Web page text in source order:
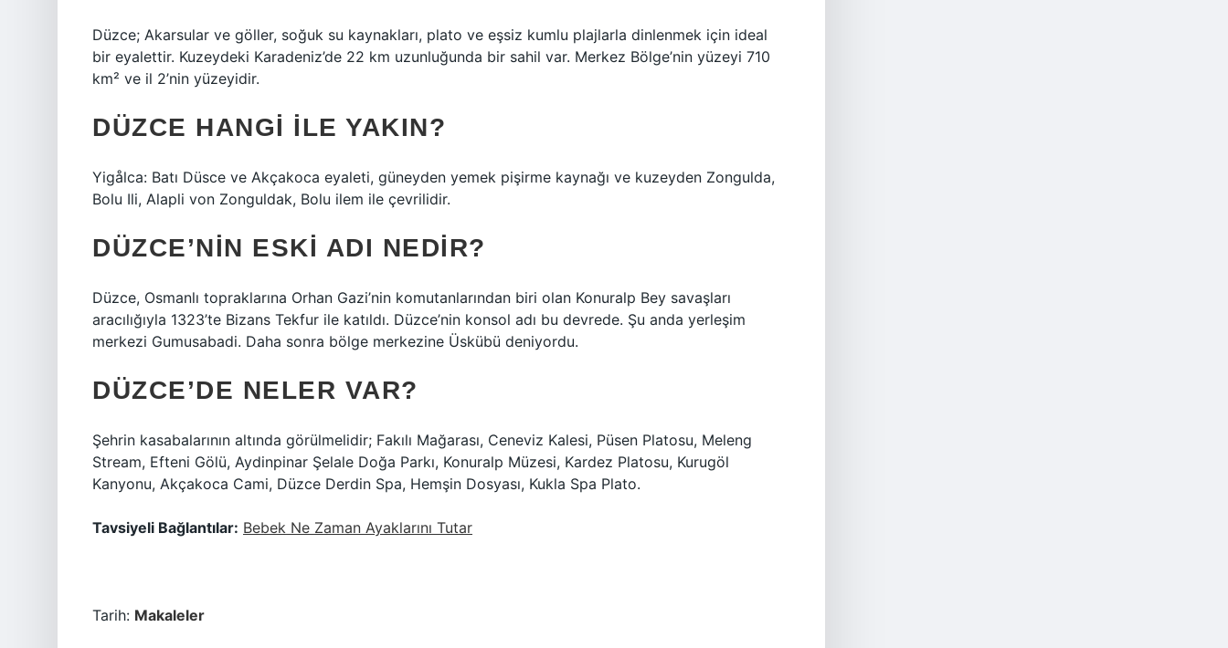
Düzce; Akarsular ve göller, soğuk su kaynakları, plato ve eşsiz kumlu plajlarla dinlenmek için ideal
bir eyalettir. Kuzeydeki Karadeniz’de 22 km uzunluğunda bir sahil var. Merkez Bölge’nin yüzeyi 710
km² ve ​​il 2’nin yüzeyidir.
DÜZCE HANGI ILE YAKIN?
Yigålca: Batı Düsce ve Akçakoca eyaleti, güneyden yemek pişirme kaynağı ve kuzeyden Zongulda,
Bolu Ili, Alapli von Zonguldak, Bolu ilem ile çevrilidir.
DÜZCE’NIN ESKI ADI NEDIR?
Düzce, Osmanlı topraklarına Orhan Gazi’nin komutanlarından biri olan Konuralp Bey savaşları
aracılığıyla 1323’te Bizans Tekfur ile katıldı. Düzce’nin konsol adı bu devrede. Şu anda yerleşim
merkezi Gumusabadi. Daha sonra bölge merkezine Üskübü deniyordu.
DÜZCE’DE NELER VAR?
Şehrin kasabalarının altında görülmelidir; Fakılı Mağarası, Ceneviz Kalesi, Püsen Platosu, Meleng
Stream, Efteni Gölü, Aydinpinar Şelale Doğa Parkı, Konuralp Müzesi, Kardez Platosu, Kurugöl
Kanyonu, Akçakoca Cami, Düzce Derdin Spa, Hemşin Dosyası, Kukla Spa Plato.
Tavsiyeli Bağlantılar: Bebek Ne Zaman Ayaklarını Tutar
Tarih: Makaleler